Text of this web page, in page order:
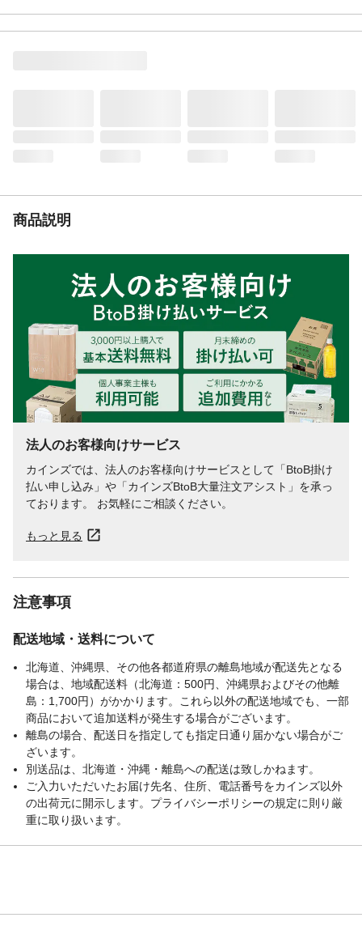
材質1
ダンボール（C5AF）
商品説明
法人のお客様向けサービス
カインズでは、法人のお客様向けサービスとして「BtoB掛け
払い申し込み」や「カインズBtoB大量注文アシスト」を承っ
ております。 お気軽にご相談ください。
もっと見る
注意事項
配送地域・送料について
北海道、沖縄県、その他各都道府県の離島地域が配送先となる
場合は、地域配送料（北海道：500円、沖縄県およびその他離
島：1,700円）がかかります。これら以外の配送地域でも、一部
商品において追加送料が発生する場合がございます。
離島の場合、配送日を指定しても指定日通り届かない場合がご
ざいます。
別送品は、北海道・沖縄・離島への配送は致しかねます。
ご入力いただいたお届け先名、住所、電話番号をカインズ以外
の出荷元に開示します。プライバシーポリシーの規定に則り厳
重に取り扱います。